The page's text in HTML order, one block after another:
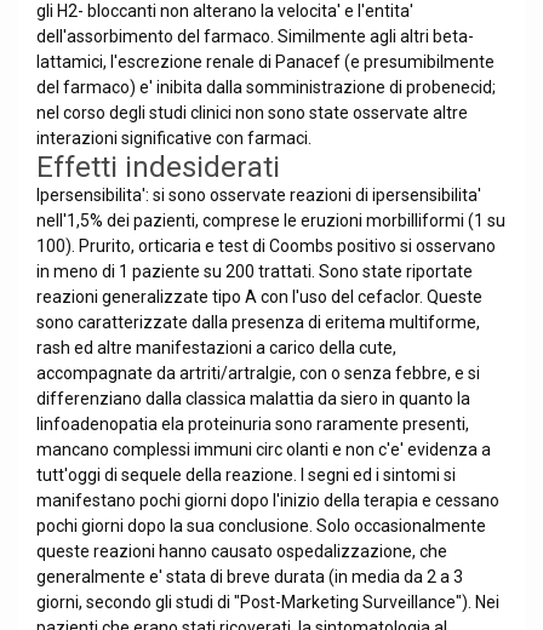
gli H2- bloccanti non alterano la velocita' e l'entita'
dell'assorbimento del farmaco. Similmente agli altri beta-
lattamici, l'escrezione renale di Panacef (e presumibilmente
del farmaco) e' inibita dalla somministrazione di probenecid;
nel corso degli studi clinici non sono state osservate altre
interazioni significative con farmaci.
Effetti indesiderati
Ipersensibilita': si sono osservate reazioni di ipersensibilita'
nell'1,5% dei pazienti, comprese le eruzioni morbilliformi (1 su
100). Prurito, orticaria e test di Coombs positivo si osservano
in meno di 1 paziente su 200 trattati. Sono state riportate
reazioni generalizzate tipo A con l'uso del cefaclor. Queste
sono caratterizzate dalla presenza di eritema multiforme,
rash ed altre manifestazioni a carico della cute,
accompagnate da artriti/artralgie, con o senza febbre, e si
differenziano dalla classica malattia da siero in quanto la
linfoadenopatia ela proteinuria sono raramente presenti,
mancano complessi immuni circ olanti e non c'e' evidenza a
tutt'oggi di sequele della reazione. I segni ed i sintomi si
manifestano pochi giorni dopo l'inizio della terapia e cessano
pochi giorni dopo la sua conclusione. Solo occasionalmente
queste reazioni hanno causato ospedalizzazione, che
generalmente e' stata di breve durata (in media da 2 a 3
giorni, secondo gli studi di "Post-Marketing Surveillance"). Nei